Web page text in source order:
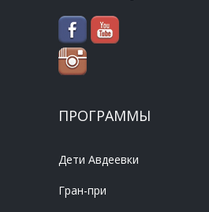
ПРОГРАММЫ
Дети Авдеевки
Гран-при